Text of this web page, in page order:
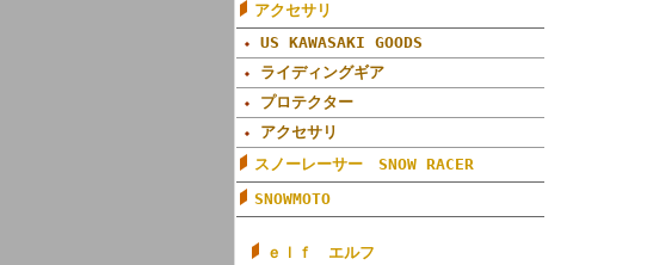
アクセサリ
US KAWASAKI GOODS
ライディングギア
プロテクター
アクセサリ
スノーレーサー SNOW RACER
SNOWMOTO
ｅｌｆ エルフ